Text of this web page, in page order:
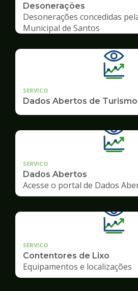
Desonerações
Desonerações concedidas
Municipal de Santos
SERVICO
Dados Abertos de Turismo
SERVICO
Dados Abertos
Acesse o portal de Dados
SERVICO
Contentores de Lixo
Equipamentos e localizações